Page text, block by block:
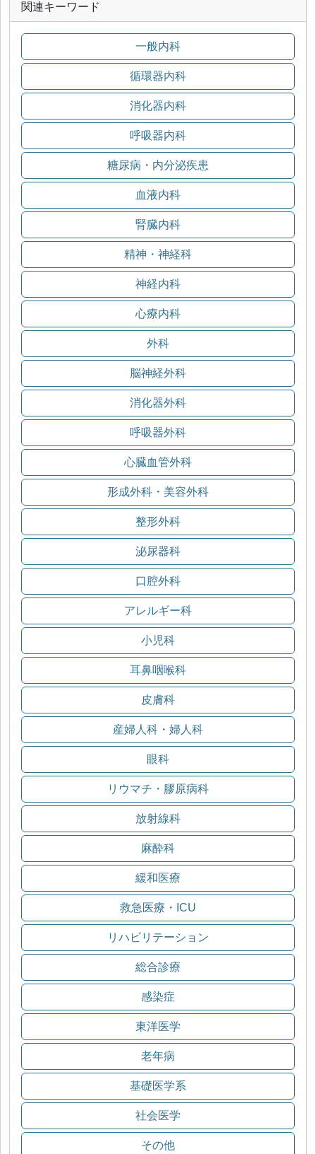
関連キーワード
一般内科
循環器内科
消化器内科
呼吸器内科
糖尿病・内分泌疾患
血液内科
腎臓内科
精神・神経科
神経内科
心療内科
外科
脳神経外科
消化器外科
呼吸器外科
心臓血管外科
形成外科・美容外科
整形外科
泌尿器科
口腔外科
アレルギー科
小児科
耳鼻咽喉科
皮膚科
産婦人科・婦人科
眼科
リウマチ・膠原病科
放射線科
麻酔科
緩和医療
救急医療・ICU
リハビリテーション
総合診療
感染症
東洋医学
老年病
基礎医学系
社会医学
その他